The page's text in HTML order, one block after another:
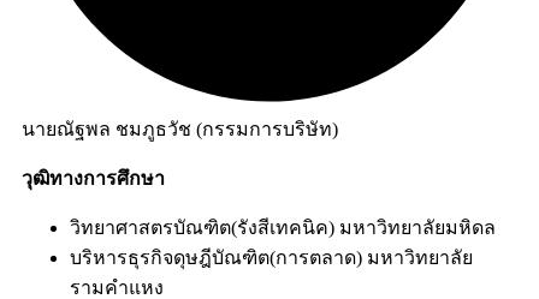
นายณัฐพล ชมภูธวัช​ (กรรมการบริษัท)
วุฒิทางการศึกษา
วิทยาศาสตรบัณฑิต(รังสีเทคนิค) มหาวิทยาลัยมหิดล
บริหารธุรกิจดุษฎีบัณฑิต(การตลาด) มหาวิทยาลัย
รามคำแหง